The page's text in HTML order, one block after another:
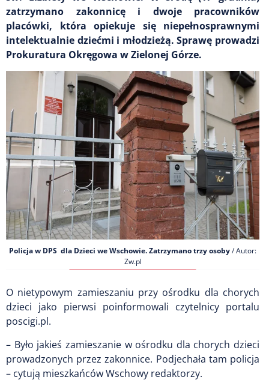
zatrzymano zakonnicę i dwoje pracowników
placówki, która opiekuje się niepełnosprawnymi
intelektualnie dziećmi i młodzieżą. Sprawę prowadzi
Prokuratura Okręgowa w Zielonej Górze.
Policja w DPS dla Dzieci we Wschowie. Zatrzymano trzy osoby/ Autor:
Zw.pl
O nietypowym zamieszaniu przy ośrodku dla chorych
dzieci jako pierwsi poinformowali czytelnicy portalu
poscigi.pl.
– Było jakieś zamieszanie w ośrodku dla chorych dzieci
prowadzonych przez zakonnice. Podjechała tam policja
– cytują mieszkańców Wschowy redaktorzy.